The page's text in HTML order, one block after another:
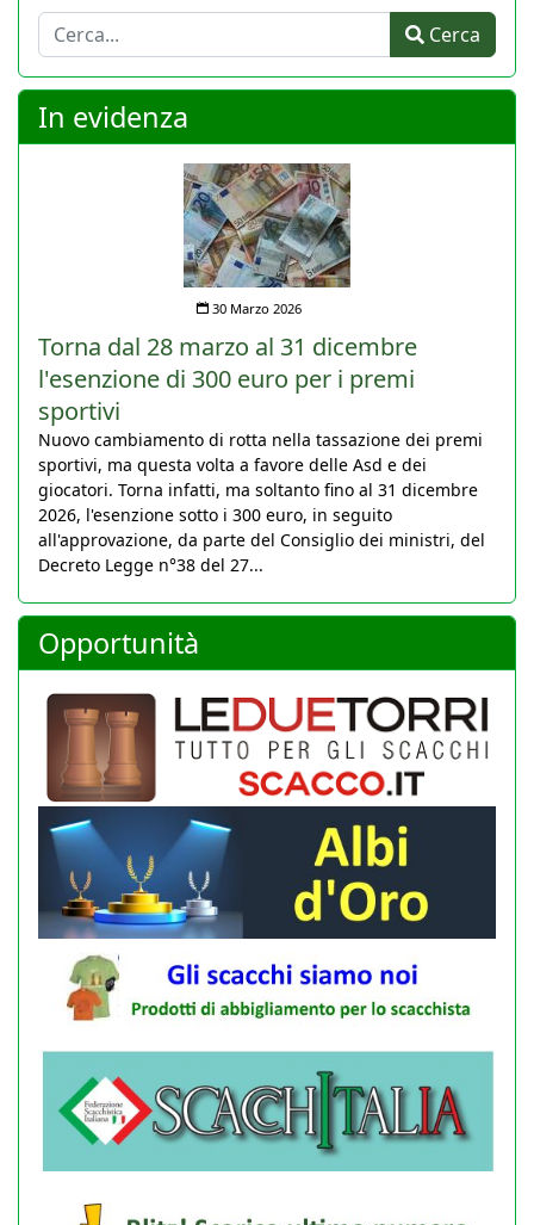
Cerca Cerca
In evidenza
30 Marzo 2026
Torna dal 28 marzo al 31 dicembre
l'esenzione di 300 euro per i premi
sportivi
Nuovo cambiamento di rotta nella tassazione dei premi
sportivi, ma questa volta a favore delle Asd e dei
giocatori. Torna infatti, ma soltanto fino al 31 dicembre
2026, l'esenzione sotto i 300 euro, in seguito
all'approvazione, da parte del Consiglio dei ministri, del
Decreto Legge n°38 del 27...
Opportunità